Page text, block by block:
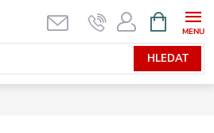
HLEDAT
NÁKUPNÍ
KOŠÍK